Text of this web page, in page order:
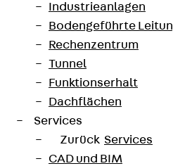
Industrieanlagen
Bodengeführte
Rechenzentrum
Tunnel
Funktionserhalt
Dachflächen
Services
Zurück Services
CAD und BIM